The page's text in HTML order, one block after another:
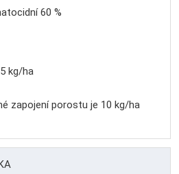
60 %
kg/ha
zapojení porostu je 10 kg/ha